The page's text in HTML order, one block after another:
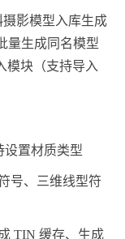
影模型入库生成
量生成同名模型
模块（支持导入
置材质类型
号、三维线型符
TIN 缓存、生成